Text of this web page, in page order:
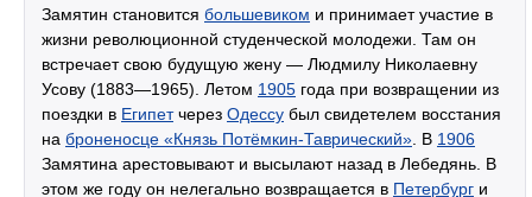
Замятин становится большевиком и принимает участие в
жизни революционной студенческой молодежи. Там он
встречает свою будущую жену — Людмилу Николаевну
Усову (1883—1965). Летом 1905 года при возвращении из
поездки в Египетчерез Одессу был свидетелем восстания
на броненосце «Князь Потёмкин-Таврический» . В 1906
Замятина арестовывают и высылают назад в Лебедянь. В
этом же году он нелегально возвращается в Петербург и